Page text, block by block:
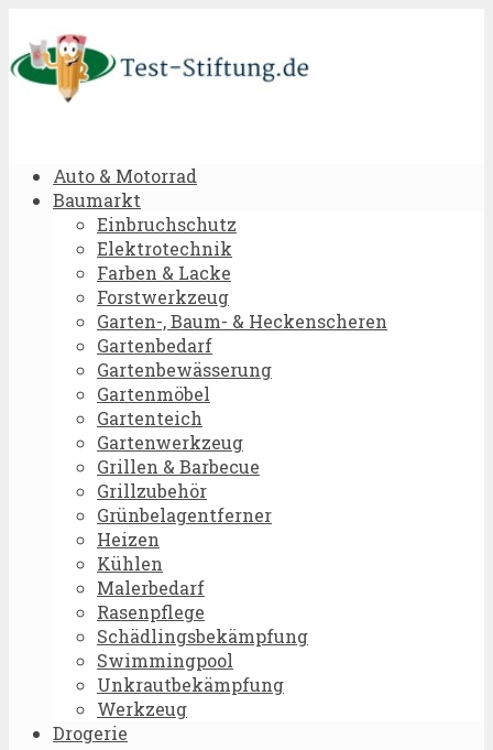
Auto & Motorrad
Baumarkt
Einbruchschutz
Elektrotechnik
Farben & Lacke
Forstwerkzeug
Garten-, Baum- & Heckenscheren
Gartenbedarf
Gartenbewässerung
Gartenmöbel
Gartenteich
Gartenwerkzeug
Grillen & Barbecue
Grillzubehör
Grünbelagentferner
Heizen
Kühlen
Malerbedarf
Rasenpflege
Schädlingsbekämpfung
Swimmingpool
Unkrautbekämpfung
Werkzeug
Drogerie